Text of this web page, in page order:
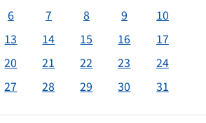
6 7 8 9
10
13 14 15 16
17
20 21 22 23
24
27 28 29 30
31